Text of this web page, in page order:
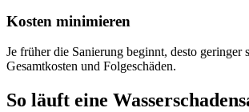
Kosten minimieren
Je früher die Sanierung beginnt, desto geringer
Gesamtkosten und Folgeschäden.
So läuft eine